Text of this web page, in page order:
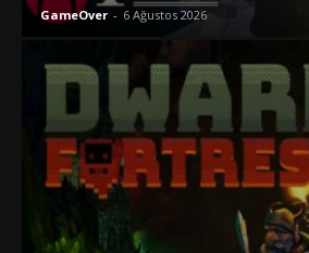
GameOver - 6 Ağustos 2026